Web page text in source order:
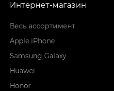
Интернет-магазин
Весь ассортимент
Apple iPhone
Samsung Galaxy
Huawei
Honor